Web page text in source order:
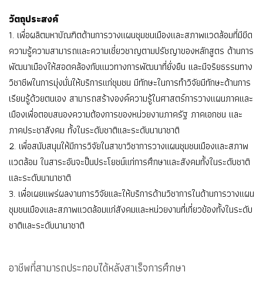
วัตถุประสงค์
1. เพื่อผลิตมหาบัณฑิตด้านการวางแผนชุมชนเมืองและสภาพแวดล้อมที่มีขีด
ความรู้ความสามารถและความเชี่ยวชาญตามปรัชญาของหลักสูตร ด้านการ
พัฒนาเมืองให้สอดคล้องกับแนวทางการพัฒนาที่ยั่งยืน และมีจริยธรรมทาง
วิชาชีพในการมุ่งมั่นให้บริการแก่ชุมชน มีทักษะในการทําวิจัยมีทักษะด้านการ
เรียนรู้ด้วยตนเอง สามารถสร้างองค์ความรู้ในศาสตร์การวางแผนภาคและ
เมืองเพื่อตอบสนองความต้องการของหน่วยงานภาครัฐ ภาคเอกชน และ
ภาคประชาสังคม ทั้งในระดับชาติและระดับนานาชาติ
2. เพื่อสนับสนุนให้มีการวิจัยในสาขาวิชาการวางแผนชุมชนเมืองและสภาพ
แวดล้อม ในสาระอันจะป็นประโยชน์แก่การศึกษาและสังคมทั้งในระดับชาติ
และระดับนานาชาติ
3. เพื่อเผยแพร่ผลงานการวิจัยและให้บริการด้านวิชาการในด้านการวางแผน
ชุมชนเมืองและสภาพแวดล้อมแก่สังคมและหน่วยงานที่เกี่ยวข้องทั้งในระดับ
ชาติและระดับนานาชาติ
อาชีพที่สามารถประกอบได้หลังสาเร็จการศึกษา